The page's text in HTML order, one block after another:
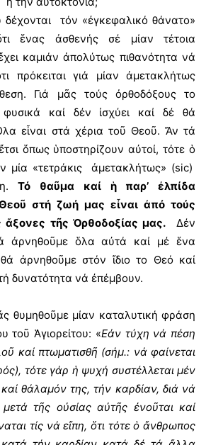
τόν «ἐγκεφαλικό θάνατο»
ἕνας ἀσθενής σέ μίαν τέτοια
καμιάν ἀπολύτως πιθανότητα νά
πρόκειται γιά μίαν ἀμετακλήτως
Γιά μᾶς τούς ὀρθοδόξους το
φυσικά καί δέν ἰσχύει καί δέ θά
εἶναι στά χέρια τοῦ Θεοῦ. Ἄν τά
ὅπως ὑποστηρίζουν αὐτοί, τότε ὁ
μία «τετράκις ἀμετακλήτως» (sic)
Τό θαῦμα καί ἡ παρ’ ἐλπίδα
στή ζωή μας εἶναι ἀπό τούς
ἄξονες τῆς Ὀρθοδοξίας μας. Δέν
ἀρνηθοῦμε ὅλα αὐτά καί μέ ἕνα
ἀρνηθοῦμε στόν ἴδιο το Θεό καί
δυνατότητα νά ἐπέμβουν.
θυμηθοῦμε μίαν καταλυτική φράση
τοῦ Ἁγιορείτου: «Εάν τύχη νά πέση
καί πτωματισθῆ (σήμ.: νά φαίνεται
τότε γάρ ἡ ψυχή συστέλλεται μέν
θάλαμόν της, τήν καρδίαν, διά νά
τῆς οὐσίας αὐτῆς ἐνοῦται καί
τίς νά εἴπη, ὅτι τότε ὁ ἄνθρωπος